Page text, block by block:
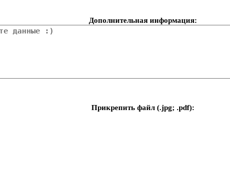
Дополнительная информация:
Прикрепить файл (.jpg; .pdf):